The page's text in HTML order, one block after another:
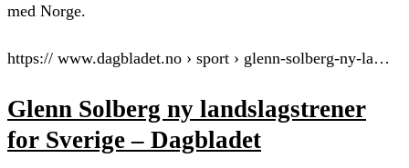
med Norge.
https:// www.dagbladet.no › sport › glenn-solberg-ny-la…
Glenn Solberg ny landslagstrener
for Sverige – Dagbladet